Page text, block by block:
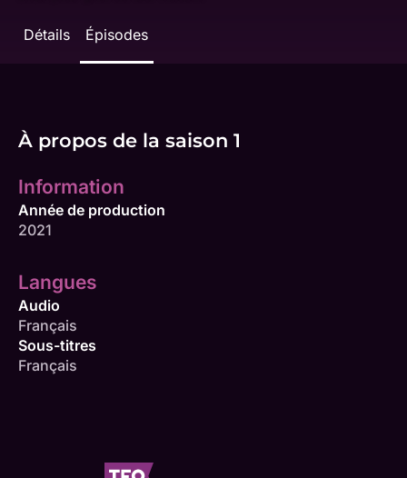
Détails Épisodes
À propos de la saison 1
Information
Année de production
2021
Langues
Audio
Français
Sous-titres
Français